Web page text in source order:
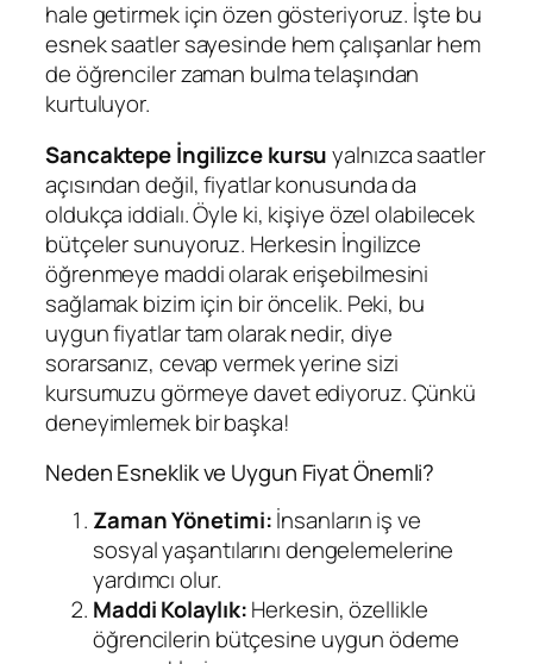
hale getirmek için özen gösteriyoruz. İşte bu
esnek saatler sayesinde hem çalışanlar hem
de öğrenciler zaman bulma telaşından
kurtuluyor.
Sancaktepe İngilizce kursuyalnızca saatler
açısından değil, fiyatlar konusunda da
oldukça iddialı. Öyle ki, kişiye özel olabilecek
bütçeler sunuyoruz. Herkesin İngilizce
öğrenmeye maddi olarak erişebilmesini
sağlamak bizim için bir öncelik. Peki, bu
uygun fiyatlar tam olarak nedir, diye
sorarsanız, cevap vermek yerine sizi
kursumuzu görmeye davet ediyoruz. Çünkü
deneyimlemek bir başka!
Neden Esneklik ve Uygun Fiyat Önemli?
Zaman Yönetimi:İnsanların iş ve
sosyal yaşantılarını dengelemelerine
yardımcı olur.
Maddi Kolaylık:Herkesin, özellikle
öğrencilerin bütçesine uygun ödeme